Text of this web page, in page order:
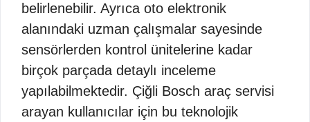
belirlenebilir. Ayrıca oto elektronik
alanındaki uzman çalışmalar sayesinde
sensörlerden kontrol ünitelerine kadar
birçok parçada detaylı inceleme
yapılabilmektedir. Çiğli Bosch araç servisi
arayan kullanıcılar için bu teknolojik